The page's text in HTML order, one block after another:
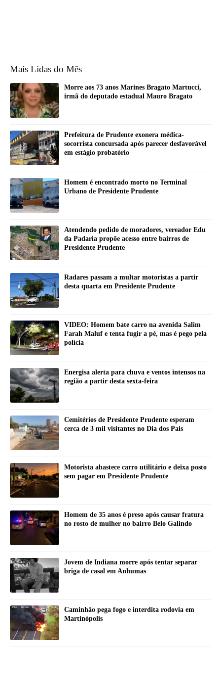
Mais Lidas do Mês
Morre aos 73 anos Marines Bragato Martucci,
irmã do deputado estadual Mauro Bragato
Prefeitura de Prudente exonera médica-
socorrista concursada após parecer desfavorável
em estágio probatório
Homem é encontrado morto no Terminal
Urbano de Presidente Prudente
Atendendo pedido de moradores, vereador Edu
da Padaria propõe acesso entre bairros de
Presidente Prudente
Radares passam a multar motoristas a partir
desta quarta em Presidente Prudente
VIDEO: Homem bate carro na avenida Salim
Farah Maluf e tenta fugir a pé, mas é pego pela
polícia
Energisa alerta para chuva e ventos intensos na
região a partir desta sexta-feira
Cemitérios de Presidente Prudente esperam
cerca de 3 mil visitantes no Dia dos Pais
Motorista abastece carro utilitário e deixa posto
sem pagar em Presidente Prudente
Homem de 35 anos é preso após causar fratura
no rosto de mulher no bairro Belo Galindo
Jovem de Indiana morre após tentar separar
briga de casal em Anhumas
Caminhão pega fogo e interdita rodovia em
Martinópolis